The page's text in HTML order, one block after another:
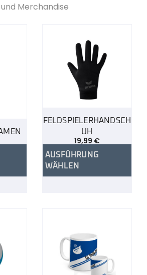
und Merchandise
FELDSPIELERHANDSCH
UH
19,99 €
AUSFÜHRUNG
WÄHLEN